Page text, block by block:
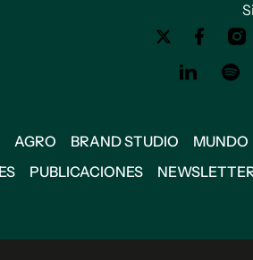
AGRO BRAND STUDIO
MUNDO
PUBLICACIONES